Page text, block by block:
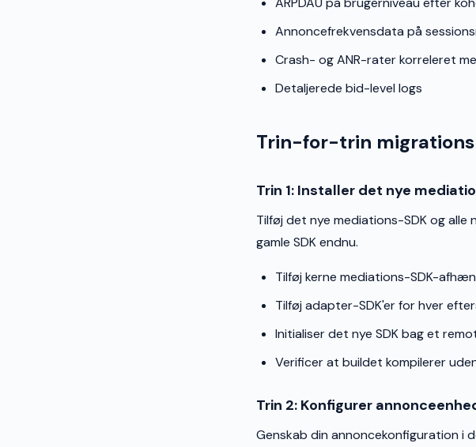
Annoncefrekvensdata på
Crash- og ANR-rater korreleret
Detaljerede bid-level logs
Trin-for-trin
Trin 1: Installer det nye
Tilføj det nye mediations-SDK og
gamle SDK endnu.
Tilføj kerne mediations-SDK-
Tilføj adapter-SDK'er for hver
Initialiser det nye SDK bag et
Verificer at buildet kompilerer
Trin 2: Konfigurer
Genskab din annoncekonfiguration i